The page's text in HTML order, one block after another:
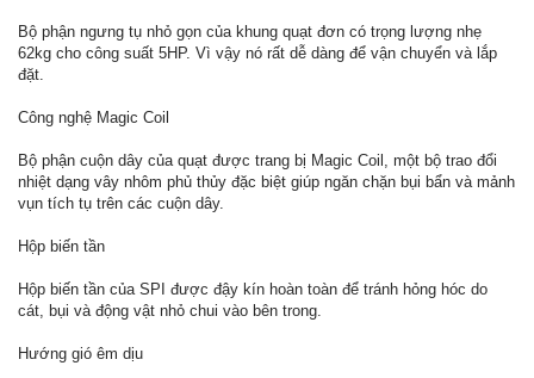
Bộ phận ngưng tụ nhỏ gọn của khung quạt đơn có trọng lượng nhẹ
62kg cho công suất 5HP. Vì vậy nó rất dễ dàng để vận chuyển và lắp
đặt.
Công nghệ Magic Coil
Bộ phận cuộn dây của quạt được trang bị Magic Coil, một bộ trao đổi
nhiệt dạng vây nhôm phủ thủy đặc biệt giúp ngăn chặn bụi bẩn và mảnh
vụn tích tụ trên các cuộn dây.
Hộp biến tần
Hộp biến tần của SPI được đậy kín hoàn toàn để tránh hỏng hóc do
cát, bụi và động vật nhỏ chui vào bên trong.
Hướng gió êm dịu